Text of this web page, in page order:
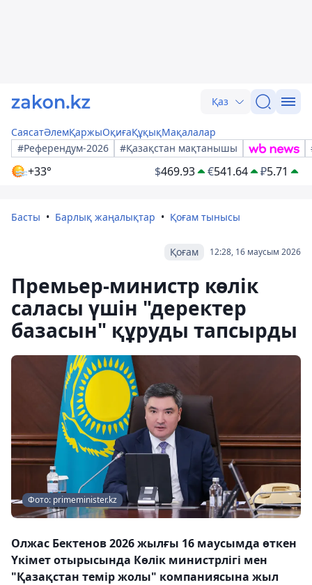
Қаз
СаясатӘлемҚаржыОқиғаҚұқықМақалалар
#Референдум-2026
#Қазақстан мақтанышы
+33° $469.93 €541.64 ₽5.71
Басты Барлық жаңалықтар Қоғам тынысы
12:28, 16 маусым 2026
Қоғам
Премьер-министр көлік
саласы үшін "деректер
базасын" құруды тапсырды
Фото: primeminister.kz
Олжас Бектенов 2026 жылғы 16 маусымда өткен
Үкімет отырысында Көлік министрлігі мен
"Қазақстан темір жолы" компаниясына жыл